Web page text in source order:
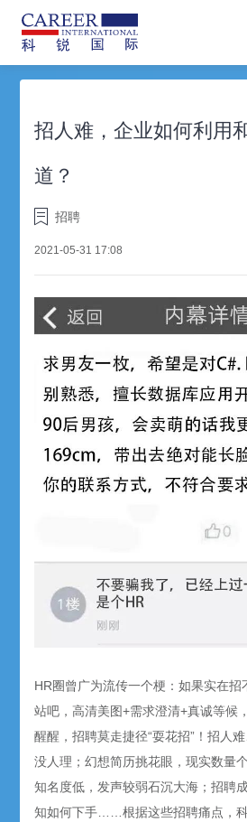
招人难，企业如何利用
道？
招聘
2021-05-31 17:08
HR圈曾广为流传一个梗：如果实在招
站吧，高清美图+需求澄清+真诚等候
醒醒，招聘莫走捷径“耍花招”！招人
没人理；幻想简历挑花眼，现实数量
知名度低，发声较弱石沉大海；招聘
知如何下手……根据这些招聘痛点，